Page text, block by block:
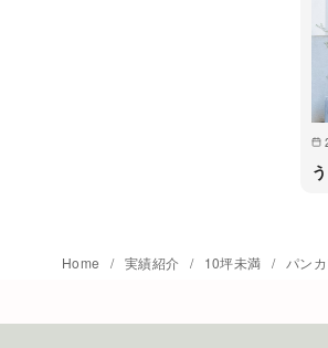
Home 実績紹介 10坪未満 パン